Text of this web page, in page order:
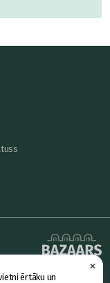
×
ērtāku unpowered by